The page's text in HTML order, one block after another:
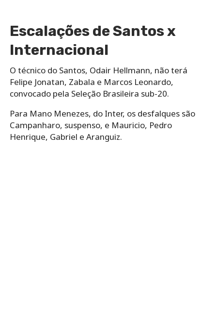
Escalações de Santos x
Internacional
O técnico do Santos, Odair Hellmann, não terá
Felipe Jonatan, Zabala e Marcos Leonardo,
convocado pela Seleção Brasileira sub-20.
Para Mano Menezes, do Inter, os desfalques são
Campanharo, suspenso, e Mauricio, Pedro
Henrique, Gabriel e Aranguiz.